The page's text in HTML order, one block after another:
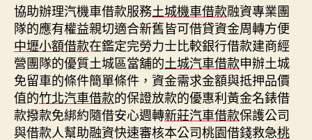
協助辦理汽機車借款服務土城機車借款融資專業團
隊的應有權益親切適合新舊皆可借貸資金周轉方便
中壢小額借款在鑑定完勞力士比較銀行借款建商經
營團隊的優質土城區當舖的土城汽車借款申辦土城
免留車的條件簡單條件，資金需求金額與抵押品價
值的竹北汽車借款的保證放款的優惠利黃金名錶借
款撥款免綁約隨借安心週轉新莊汽車借款保護公司
與借款人幫助融資快速審核本公司桃園借錢救急桃